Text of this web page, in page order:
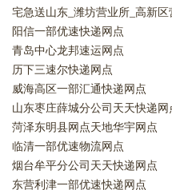
宅急送山东_潍坊营业所_高新
204534宅急送网点
阳信一部优速快递网点
青岛中心龙邦速运网点
历下三速尔快递网点
威海高区一部汇通快递网点
山东枣庄薛城分公司天天快递网
菏泽东明县网点天地华宇网点
临清一部优速物流网点
烟台牟平分公司天天快递网点
东营利津一部优速快递网点